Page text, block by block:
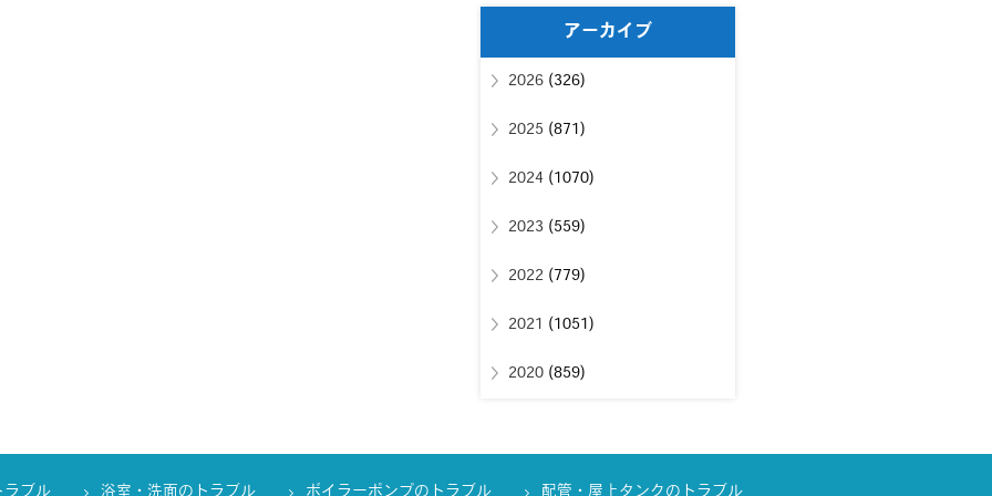
アーカイブ
2026(326)
2025 (871)
2024(1070)
2023 (559)
2022(779)
2021 (1051)
2020(859)
ラブル 浴室・洗面のトラブル ボイラーポンプのトラブル 配管・屋上タンクのトラブル